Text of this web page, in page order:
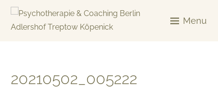
Skip
Menu
20210502_005222